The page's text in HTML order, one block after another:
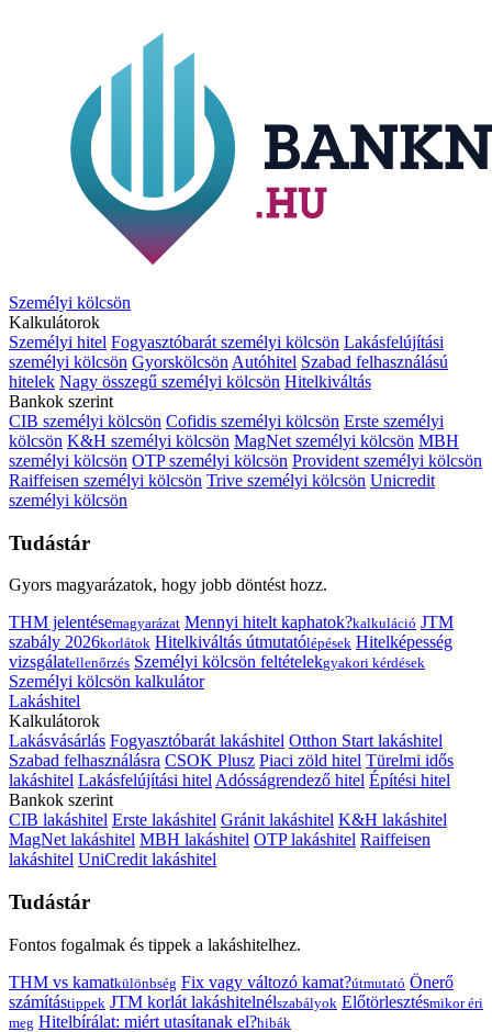
Személyi kölcsön
Kalkulátorok
Személyi hitel Fogyasztóbarát személyi kölcsön Lakásfelújítási
személyi kölcsön Gyorskölcsön Autóhitel Szabad felhasználású
hitelek Nagy összegű személyi kölcsön Hitelkiváltás
Bankok szerint
CIB személyi kölcsön Cofidis személyi kölcsön Erste személyi
kölcsön K&H személyi kölcsön MagNet személyi kölcsön MBH
személyi kölcsön OTP személyi kölcsön Provident személyi kölcsön
Raiffeisen személyi kölcsön Trive személyi kölcsön Unicredit
személyi kölcsön
Tudástár
Gyors magyarázatok, hogy jobb döntést hozz.
THM jelentésemagyarázat Mennyi hitelt kaphatok?kalkuláció JTM
szabály 2026korlátok Hitelkiváltás útmutatólépések Hitelképesség
vizsgálatellenőrzés Személyi kölcsön feltételekgyakori kérdések
Személyi kölcsön kalkulátor
Lakáshitel
Kalkulátorok
Lakásvásárlás Fogyasztóbarát lakáshitel Otthon Start lakáshitel
Szabad felhasználásra CSOK Plusz Piaci zöld hitel Türelmi idős
lakáshitel Lakásfelújítási hitelAdósságrendező hitel Építési hitel
Bankok szerint
CIB lakáshitel Erste lakáshitel Gránit lakáshitel K&H lakáshitel
MagNet lakáshitel MBH lakáshitel OTP lakáshitel Raiffeisen
lakáshitel UniCredit lakáshitel
Tudástár
Fontos fogalmak és tippek a lakáshitelhez.
THM vs kamatkülönbség Fix vagy változó kamat?útmutató Önerő
számítástippek JTM korlát lakáshitelnélszabályok Előtörlesztésmikor éri
meg Hitelbírálat: miért utasítanak el?hibák